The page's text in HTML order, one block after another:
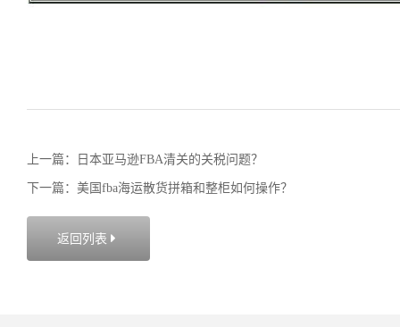
上一篇：日本亚马逊FBA清关的关税问题？
下一篇：美国fba海运散货拼箱和整柜如何操作？
返回列表 